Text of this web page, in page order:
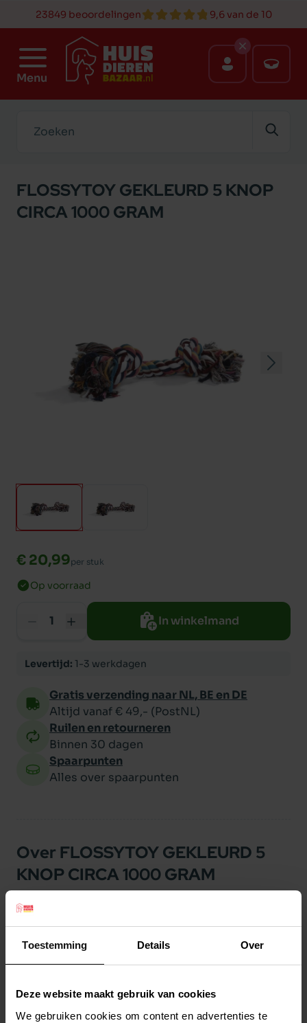
Toestemming Details Over
Deze website maakt gebruik van cookies
We gebruiken cookies om content en advertenties te
23849 beoordelingen 9,6 van de 10
Menu
FLOSSYTOY GEKLEURD 5 KNOP
CIRCA 1000 GRAM
€ 20,99per stuk
Op voorraad
In winkelmand
Levertijd: 1-3 werkdagen
Gratis verzending naar NL, BE en DE
Altijd vanaf € 49,- (PostNL)
Ruilen en retourneren
Binnen 30 dagen
Spaarpunten
Alles over spaarpunten
Over FLOSSYTOY GEKLEURD 5
KNOP CIRCA 1000 GRAM
Flossytouw 5 knopen. Gekleurd. Assorti.
Stel uw bestelherinnering in: (2 weken)